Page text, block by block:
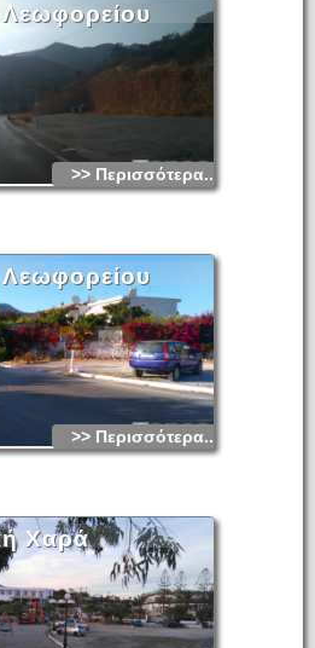
>> Περισσότερα...
>> Περισσότερα...
Χαρά